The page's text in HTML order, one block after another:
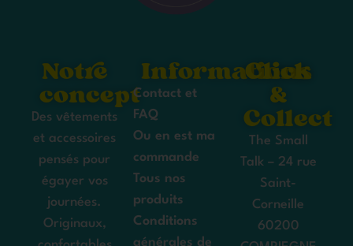
Notre
concept
Des vêtements
et accessoires
pensés pour
égayer vos
journées.
Originaux,
Informations
Contact et
FAQ
Ou en est ma
commande
Tous nos
produits
Conditions
générales de
Click
&
Collect
The Small
Talk – 24 rue
Saint-
Corneille
60200